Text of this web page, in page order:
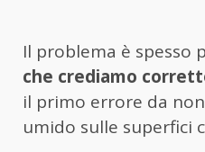
Il problema è spesso
che crediamo
il primo errore da
umido sulle superfici